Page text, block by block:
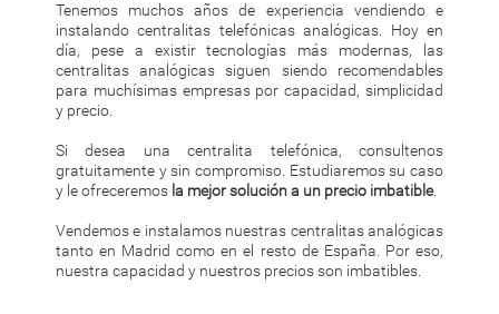
Tenemos muchos años de experiencia vendiendo e
instalando centralitas telefónicas analógicas. Hoy en
día, pese a existir tecnologías más modernas, las
centralitas analógicas siguen siendo recomendables
para muchísimas empresas por capacidad, simplicidad
y precio.
Si desea una centralita telefónica, consultenos
gratuitamente y sin compromiso. Estudiaremos su caso
y le ofreceremos la mejor solución a un precio imbatible.
Vendemos e instalamos nuestras centralitas analógicas
tanto en Madrid como en el resto de España. Por eso,
nuestra capacidad y nuestros precios son imbatibles.